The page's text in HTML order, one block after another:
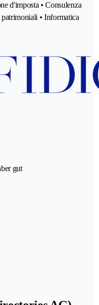
d'imposta • Consulenza
• Informatica
gut